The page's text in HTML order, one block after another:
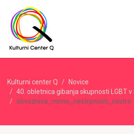
Kulturni center Q
Novice
40. obletnica gibanja skupnosti LGBT v
obvoznica_mimo_nestrpnosti_sestre